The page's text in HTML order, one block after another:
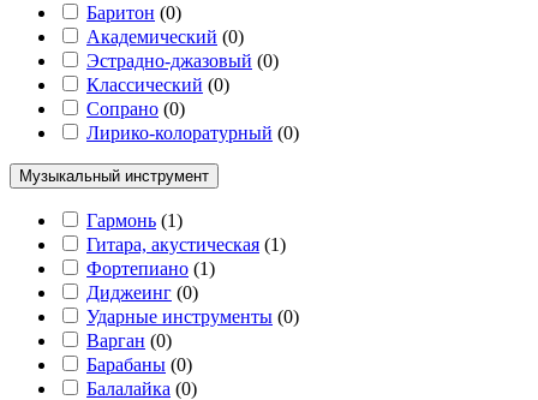
Баритон (0)
Академический (0)
Эстрадно-джазовый (0)
Классический (0)
Сопрано (0)
Лирико-колоратурный (0)
Музыкальный инструмент
Гармонь (1)
Гитара, акустическая (1)
Фортепиано (1)
Диджеинг (0)
Ударные инструменты (0)
Варган (0)
Барабаны (0)
Балалайка (0)